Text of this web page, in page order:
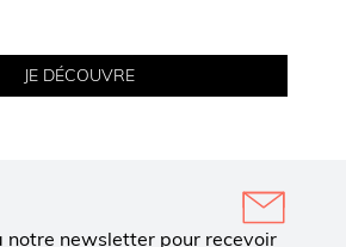
JE DÉCOUVRE
notre newsletter pour recevoir